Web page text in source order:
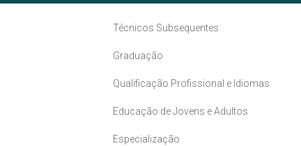
Técnicos Subsequentes
Graduação
Qualificação Profissional e Idiomas
Educação de Jovens e Adultos
Especialização